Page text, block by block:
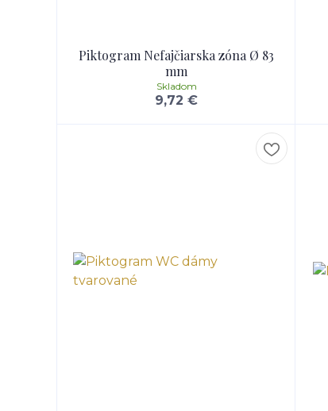
Piktogram Nefajčiarska zóna Ø 83
mm
9,72 €
Skladom